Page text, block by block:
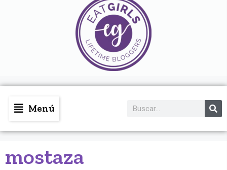
Menú
mostaza